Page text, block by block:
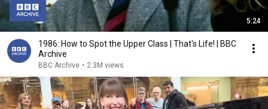
5:24
1986: How to Spot the Upper Class | That's Life! | BBC
Archive
BBC Archive • 2.3M views